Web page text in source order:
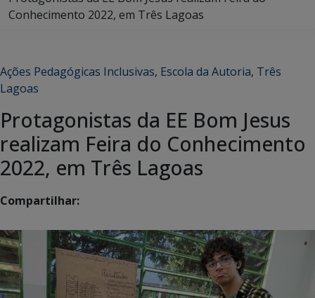
Conhecimento 2022, em Três Lagoas
Ações Pedagógicas Inclusivas, Escola da Autoria, Três
Lagoas
Protagonistas da EE Bom Jesus
realizam Feira do Conhecimento
2022, em Três Lagoas
Compartilhar: